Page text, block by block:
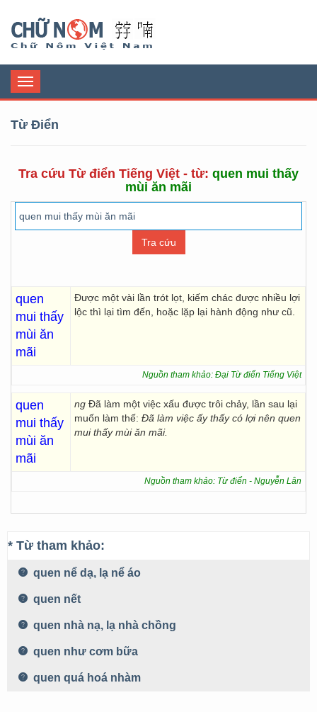
Toggle
navigation
Từ Điển
Tra cứu Từ điển Tiếng Việt - từ: quen mui thấy
mùi ăn mãi
quen
mui thấy
mùi ăn
mãi
Được một vài lần trót lọt, kiếm chác được nhiều lợi
lộc thì lại tìm đến, hoặc lặp lại hành động như cũ.
Nguồn tham khảo: Đại Từ điển Tiếng Việt
quen
mui thấy
mùi ăn
mãi
ng Đã làm một việc xấu được trôi chảy, lần sau lại
muốn làm thế: Đã làm việc ấy thấy có lợi nên quen
mui thấy mùi ăn mãi.
Nguồn tham khảo: Từ điển - Nguyễn Lân
* Từ tham khảo:
quen nể dạ, lạ nể áo
quen nết
quen nhà nạ, lạ nhà chồng
quen như cơm bữa
quen quá hoá nhàm